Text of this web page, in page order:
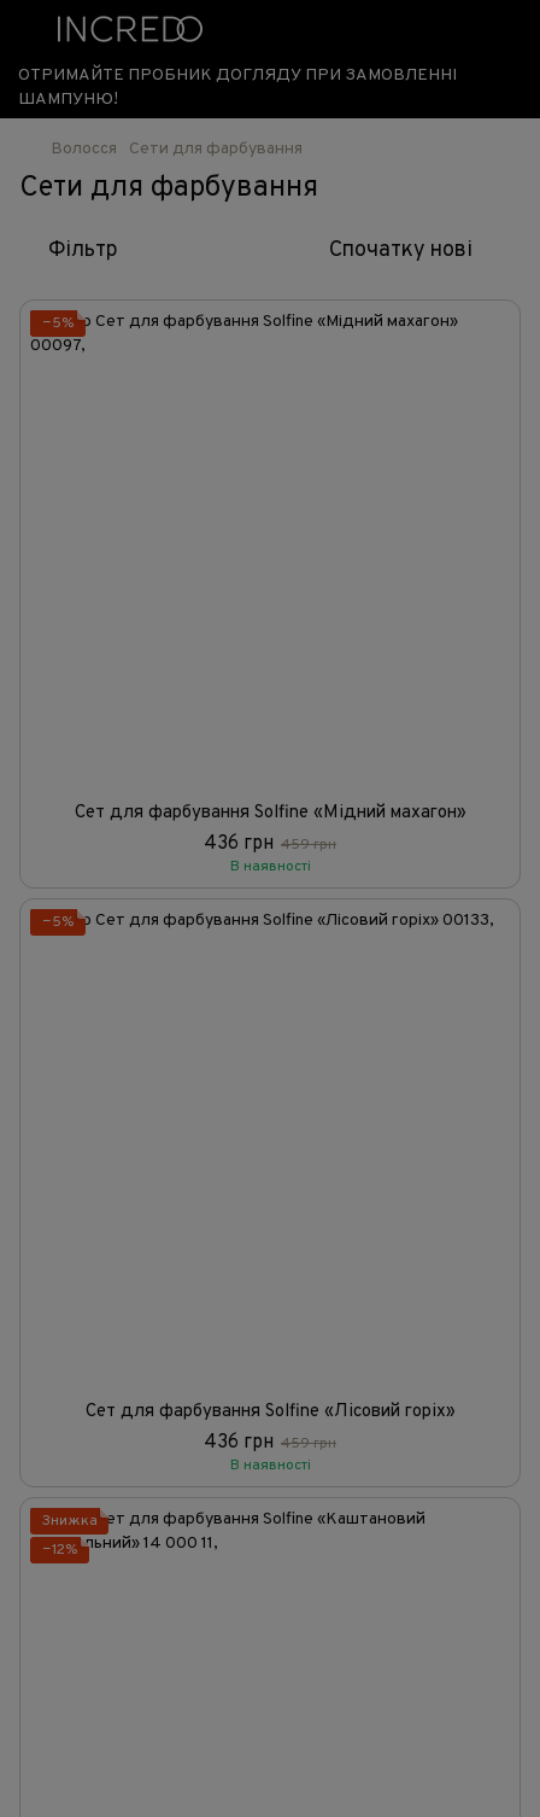
ОТРИМАЙТЕ ПРОБНИК ДОГЛЯДУ ПРИ ЗАМОВЛЕННІ
ШАМПУНЮ!
Волосся Сети для фарбування
Сети для фарбування
Фільтр Спочатку нові
−5%
Сет для фарбування Solfine «Мідний махагон»
436 грн 459 грн
В наявності
−5%
Сет для фарбування Solfine «Лісовий горіх»
436 грн 459 грн
В наявності
Знижка
−12%